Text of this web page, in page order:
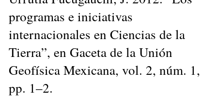
programas e iniciativas
internacionales en Ciencias de la
Tierra”, en Gaceta de la Unión
Geofísica Mexicana, vol. 2, núm. 1,
pp. 1–2.